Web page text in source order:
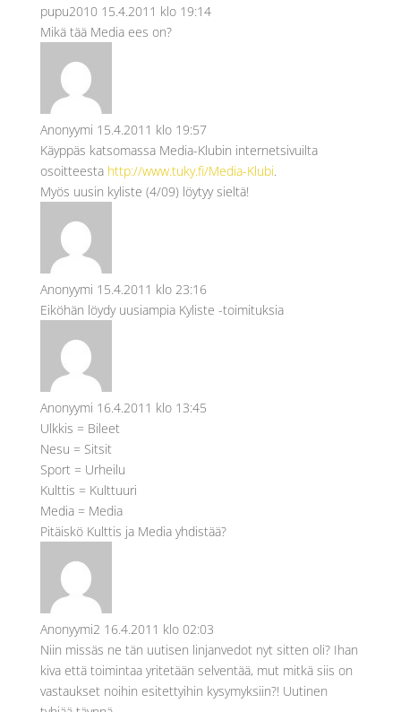
pupu2010 15.4.2011 klo 19:14
Mikä tää Media ees on?
Anonyymi 15.4.2011 klo 19:57
Käyppäs katsomassa Media-Klubin internetsivuilta
osoitteesta http://www.tuky.fi/Media-Klubi.
Myös uusin kyliste (4/09) löytyy sieltä!
Anonyymi 15.4.2011 klo 23:16
Eiköhän löydy uusiampia Kyliste -toimituksia
Anonyymi 16.4.2011 klo 13:45
Ulkkis = Bileet
Nesu = Sitsit
Sport = Urheilu
Kulttis = Kulttuuri
Media = Media
Pitäiskö Kulttis ja Media yhdistää?
Anonyymi2 16.4.2011 klo 02:03
Niin missäs ne tän uutisen linjanvedot nyt sitten oli? Ihan
kiva että toimintaa yritetään selventää, mut mitkä siis on
vastaukset noihin esitettyihin kysymyksiin?! Uutinen